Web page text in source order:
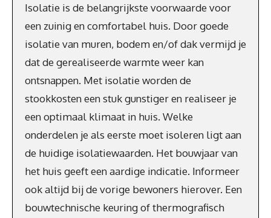
Isolatie is de belangrijkste voorwaarde voor
een zuinig en comfortabel huis. Door goede
isolatie van muren, bodem en/of dak vermijd je
dat de gerealiseerde warmte weer kan
ontsnappen. Met isolatie worden de
stookkosten een stuk gunstiger en realiseer je
een optimaal klimaat in huis. Welke
onderdelen je als eerste moet isoleren ligt aan
de huidige isolatiewaarden. Het bouwjaar van
het huis geeft een aardige indicatie. Informeer
ook altijd bij de vorige bewoners hierover. Een
bouwtechnische keuring of thermografisch